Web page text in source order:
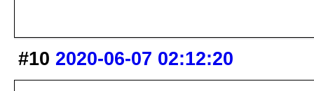
#10 2020-06-07 02:12:20